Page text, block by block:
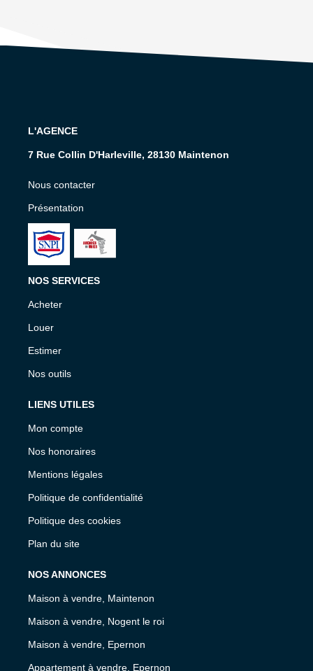
L'AGENCE
7 Rue Collin D'Harleville, 28130 Maintenon
Nous contacter
Présentation
NOS SERVICES
Acheter
Louer
Estimer
Nos outils
LIENS UTILES
Mon compte
Nos honoraires
Mentions légales
Politique de confidentialité
Politique des cookies
Plan du site
NOS ANNONCES
Maison à vendre, Maintenon
Maison à vendre, Nogent le roi
Maison à vendre, Epernon
Appartement à vendre, Epernon